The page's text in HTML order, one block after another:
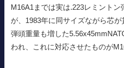
M16A1までは実は.223レミントン
が、1983年に同サイズながら芯
弾頭重量も増した
われ、これに対応させたものが